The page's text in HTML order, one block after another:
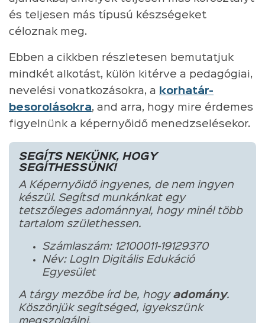
és teljesen más típusú készségeket
céloznak meg.
Ebben a cikkben részletesen bemutatjuk
mindkét alkotást, külön kitérve a pedagógiai,
nevelési vonatkozásokra, a
korhatár-
besorolásokra, and arra, hogy mire érdemes
figyelnünk a képernyőidő menedzselésekor.
SEGÍTS NEKÜNK, HOGY
SEGÍTHESSÜNK!
A Képernyőidő ingyenes, de nem ingyen
készül. Segítsd munkánkat egy
tetszőleges adománnyal, hogy minél több
tartalom születhessen.
Számlaszám: 12100011-19129370
Név: LogIn Digitális Edukáció
Egyesület
A tárgy mezőbe írd be, hogy adomány.
Köszönjük segítséged, igyekszünk
megszolgálni.